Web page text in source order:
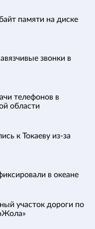
памяти на диске
звонки в
телефонов в
области
к Токаеву из-за
в океане
участок дороги по